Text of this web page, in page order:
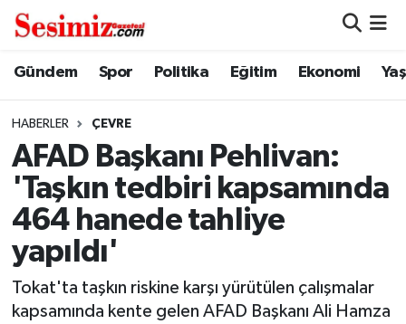
Gündem Spor Politika Eğitim Ekonomi
HABERLER ÇEVRE
AFAD Başkanı Pehlivan:
'Taşkın tedbiri kapsamında
464 hanede tahliye
yapıldı'
Tokat'ta taşkın riskine karşı yürütülen çalışmalar
kapsamında kente gelen AFAD Başkanı Ali Hamza
Dünya
Ekonomi
Genel
Gündem
Magazin
Nöbetçi Eczaneler
Namaz Vakitleri
Trafik Durumu
Süper Lig Puan Durumu ve Fikstür
Tüm Manşetler